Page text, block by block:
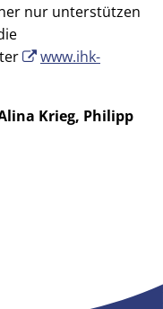
nur unterstützen
www.ihk-
Krieg, Philipp